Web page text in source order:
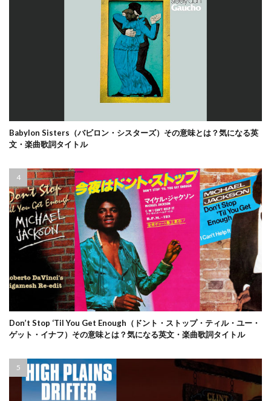
Babylon Sisters（バビロン・シスターズ）その意味とは？気になる英
文・楽曲歌詞タイトル
Don’t Stop ‘Til You Get Enough（ドント・ストップ・ティル・ユー・
ゲット・イナフ）その意味とは？気になる英文・楽曲歌詞タイトル